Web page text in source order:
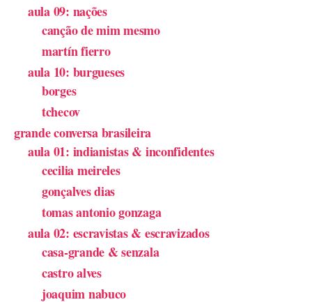
aula 09: nações
canção de mim mesmo
martín fierro
aula 10: burgueses
borges
tchecov
grande conversa brasileira
aula 01: indianistas & inconfidentes
cecilia meireles
gonçalves dias
tomas antonio gonzaga
aula 02: escravistas & escravizados
casa-grande & senzala
castro alves
joaquim nabuco